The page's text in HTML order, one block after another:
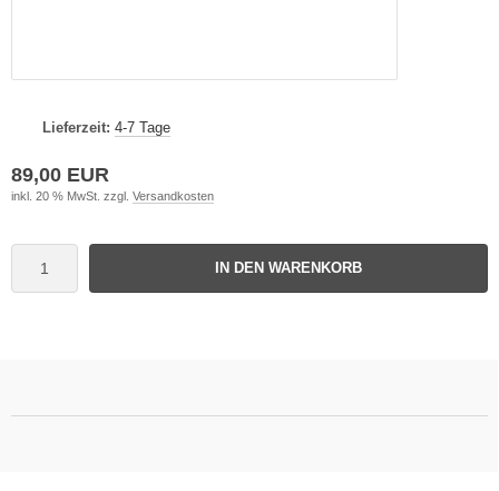
Lieferzeit: 4-7 Tage
89,00 EUR
inkl. 20 % MwSt. zzgl. Versandkosten
IN DEN WARENKORB